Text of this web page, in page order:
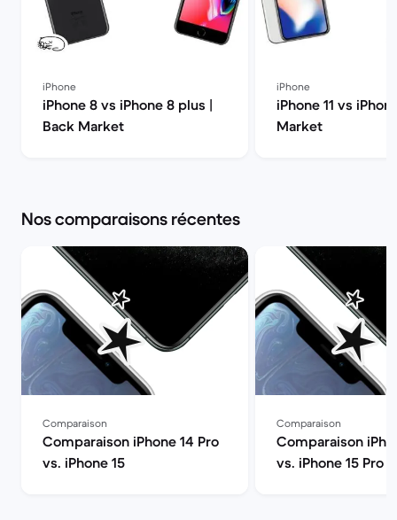
iPhone
iPhone 8 vs iPhone 8 plus |
Back Market
iPhone
iPhone 11 vs
Market
Nos comparaisons récentes
Comparaison
Comparaison iPhone 14 Pro
vs. iPhone 15
Comparaison
Comparaison
vs. iPhone 15 Pro